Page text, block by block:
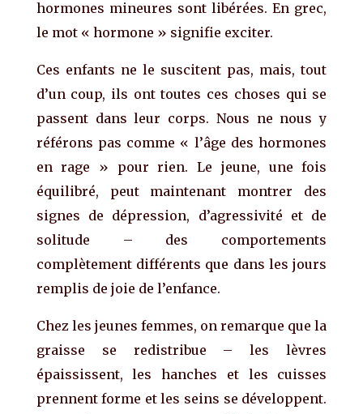
hormones mineures sont libérées. En grec,
le mot « hormone » signifie exciter.
Ces enfants ne le suscitent pas, mais, tout
d’un coup, ils ont toutes ces choses qui se
passent dans leur corps. Nous ne nous y
référons pas comme « l’âge des hormones
en rage » pour rien. Le jeune, une fois
équilibré, peut maintenant montrer des
signes de dépression, d’agressivité et de
solitude – des comportements
complètement différents que dans les jours
remplis de joie de l’enfance.
Chez les jeunes femmes, on remarque que la
graisse se redistribue – les lèvres
épaississent, les hanches et les cuisses
prennent forme et les seins se développent.